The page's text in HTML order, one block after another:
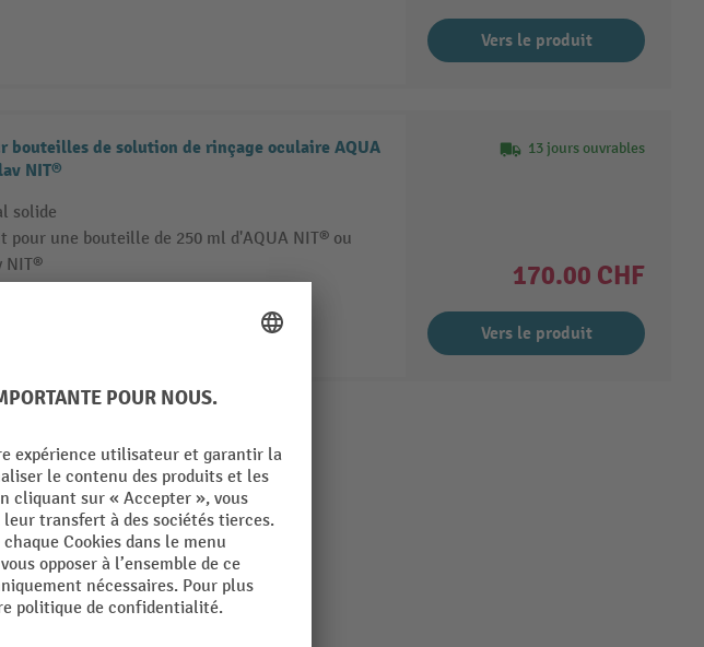
Vers le produit
bouteilles de solution de rinçage oculaire AQUA
NIT®
solide
pour une bouteille de 250 ml d'AQUA NIT® ou
NIT®
13 jours ouvrables
170.00 CHF
Vers le produit